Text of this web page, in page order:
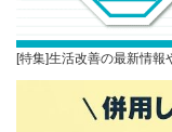
[特集]生活改善の最新情報